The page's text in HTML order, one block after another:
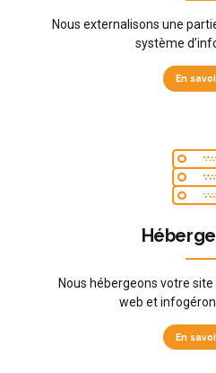
Nous externalisons une
système
En
Nous hébergeons votre
web et
En